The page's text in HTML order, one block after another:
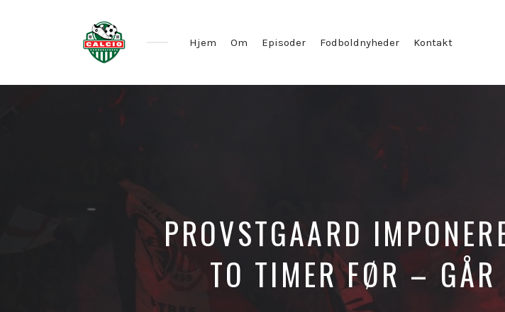
Hjem Om Episoder Fodboldnyheder Kontakt
PROVSTGAARD
TO TIMER FØR – GÅR